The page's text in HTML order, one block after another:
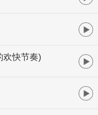
欢快节奏)